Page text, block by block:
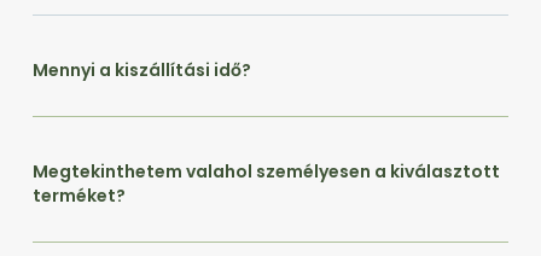
Mennyi a kiszállítási idő?
Megtekinthetem valahol személyesen a kiválasztott
terméket?